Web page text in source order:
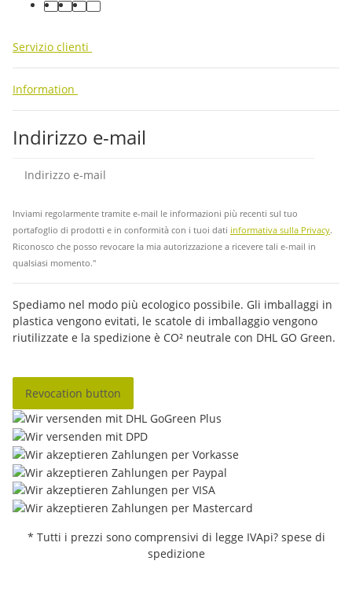
facebook
youtube
instagram
tiktok
Servizio clienti
Information
Indirizzo e-mail
Inviami regolarmente tramite e-mail le informazioni più recenti sul tuo
portafoglio di prodotti e in conformità con i tuoi dati informativa sulla Privacy.
Riconosco che posso revocare la mia autorizzazione a ricevere tali e-mail in
qualsiasi momento."
Spediamo nel modo più ecologico possibile. Gli imballaggi in
plastica vengono evitati, le scatole di imballaggio vengono
riutilizzate e la spedizione è CO² neutrale con DHL GO Green.
Revocation button
* Tutti i prezzi sono comprensivi di legge IVApi? spese di
spedizione